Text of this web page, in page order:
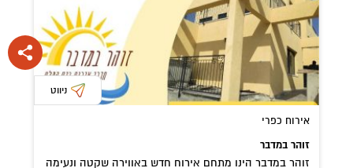
ניווט
אירוח כפרי
זוהר במדבר
זוהר במדבר הינו מתחם אירוח חדש באווירה שקטה ונעימה